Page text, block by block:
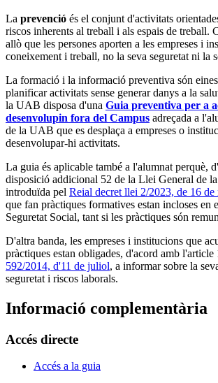
La prevenció és el conjunt d'activitats
riscos inherents al treball i als espais de treball.
allò que les persones aporten a les empreses i
coneixement i treball, no la seva seguretat ni la
La formació i la informació preventiva són
planificar activitats sense generar danys a la
la UAB disposa d'una Guia preventiva per a
desenvolupin fora del Campus adreçada a
de la UAB que es desplaça a empreses o
desenvolupar-hi activitats.
La guia és aplicable també a l'alumnat perquè,
disposició addicional 52 de la Llei General de
introduïda pel Reial decret llei 2/2023, de 16 de
que fan pràctiques formatives estan incloses en
Seguretat Social, tant si les pràctiques són
D'altra banda, les empreses i institucions que
pràctiques estan obligades, d'acord amb l'article
592/2014, d'11 de juliol, a informar sobre la
seguretat i riscos laborals.
Informació complementària
Accés directe
Accés a la guia